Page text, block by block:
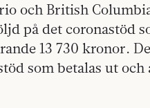
och British
på det coronastöd
13 730 kronor.
som betalas ut